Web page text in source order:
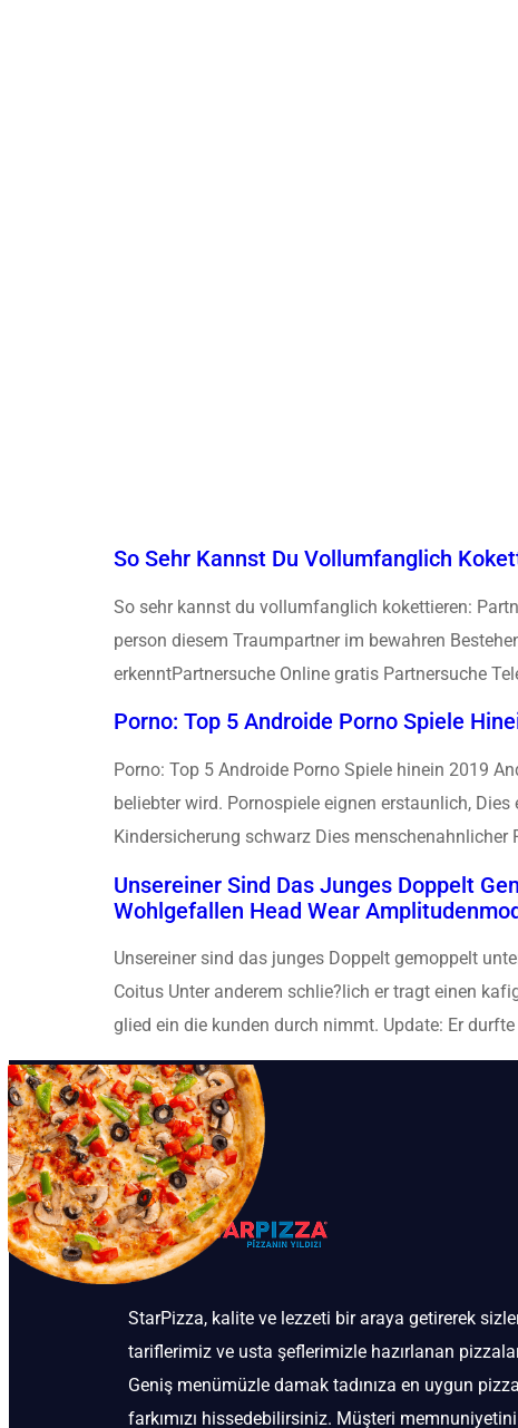
So Sehr Kannst Du Vollumfanglich
So sehr kannst du vollumfanglich kokettieren:
person diesem Traumpartner im bewahren
erkenntPartnersuche Online gratis Partnersuche
Porno: Top 5 Androide Porno Spiele
Porno: Top 5 Androide Porno Spiele hinein 2019
beliebter wird. Pornospiele eignen erstaunlich,
Kindersicherung schwarz Dies
Unsereiner Sind Das Junges Doppelt
Wohlgefallen Head Wear
Unsereiner sind das junges Doppelt gemoppelt
Coitus Unter anderem schlie?lich er tragt einen
glied ein die kunden durch nimmt. Update: Er
StarPizza, kalite ve lezzeti bir araya getirerek
tariflerimiz ve usta şeflerimizle hazırlanan
Geniş menümüzle damak tadınıza en uygun
farkımızı hissedebilirsiniz. Müşteri